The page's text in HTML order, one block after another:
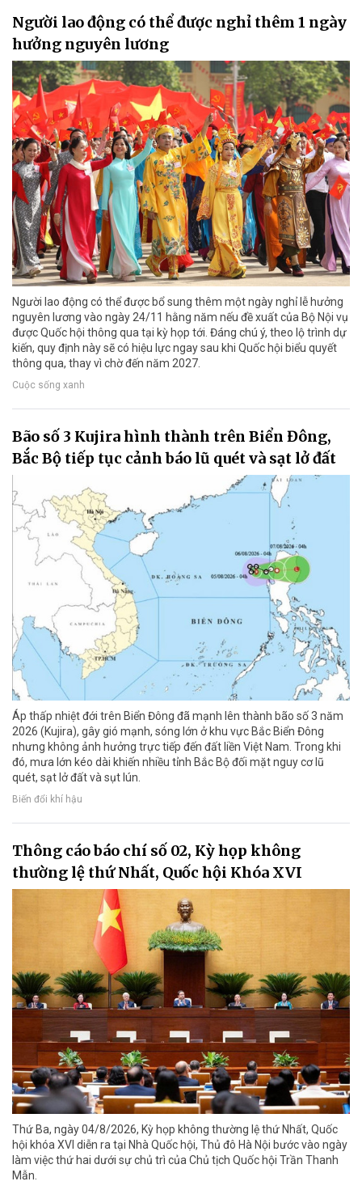
Người lao động có thể được nghỉ thêm 1 ngày
hưởng nguyên lương
Người lao động có thể được bổ sung thêm một ngày nghỉ lễ hưởng
nguyên lương vào ngày 24/11 hằng năm nếu đề xuất của Bộ Nội vụ
được Quốc hội thông qua tại kỳ họp tới. Đáng chú ý, theo lộ trình dự
kiến, quy định này sẽ có hiệu lực ngay sau khi Quốc hội biểu quyết
thông qua, thay vì chờ đến năm 2027.
Cuộc sống xanh
Bão số 3 Kujira hình thành trên Biển Đông,
Bắc Bộ tiếp tục cảnh báo lũ quét và sạt lở đất
Áp thấp nhiệt đới trên Biển Đông đã mạnh lên thành bão số 3 năm
2026 (Kujira), gây gió mạnh, sóng lớn ở khu vực Bắc Biển Đông
nhưng không ảnh hưởng trực tiếp đến đất liền Việt Nam. Trong khi
đó, mưa lớn kéo dài khiến nhiều tỉnh Bắc Bộ đối mặt nguy cơ lũ
quét, sạt lở đất và sụt lún.
Biến đổi khí hậu
Thông cáo báo chí số 02, Kỳ họp không
thường lệ thứ Nhất, Quốc hội Khóa XVI
Thứ Ba, ngày 04/8/2026, Kỳ họp không thường lệ thứ Nhất, Quốc
hội khóa XVI diễn ra tại Nhà Quốc hội, Thủ đô Hà Nội bước vào ngày
làm việc thứ hai dưới sự chủ trì của Chủ tịch Quốc hội Trần Thanh
Mẫn.